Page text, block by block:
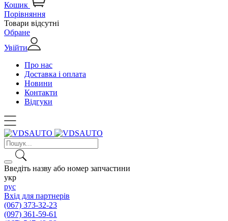
Кошик
Порівняння
Товари відсутні
Обране
Увійти
Про нас
Доставка і оплата
Новини
Контакти
Відгуки
Введіть назву або номер запчастини
укр
рус
Вхід для партнерів
(067) 373-32-23
(097) 361-59-61